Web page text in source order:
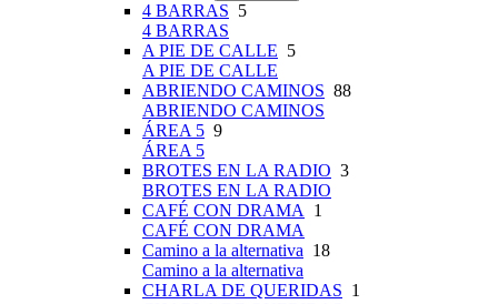
4 BARRAS 5
4 BARRAS
A PIE DE CALLE 5
A PIE DE CALLE
ABRIENDO CAMINOS 88
ABRIENDO CAMINOS
ÁREA 5 9
ÁREA 5
BROTES EN LA RADIO 3
BROTES EN LA RADIO
CAFÉ CON DRAMA 1
CAFÉ CON DRAMA
Camino a la alternativa 18
Camino a la alternativa
CHARLA DE QUERIDAS 1